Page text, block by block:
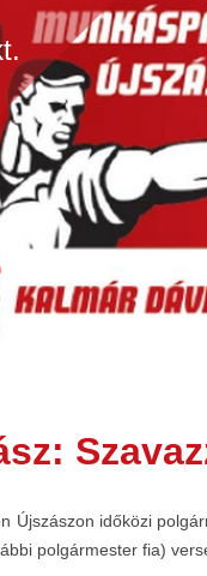
Újszászon időközi
polgármester fia)